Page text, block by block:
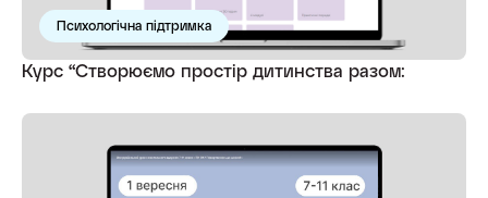
Психологічна підтримка
Курс “Створюємо простір дитинства разом: